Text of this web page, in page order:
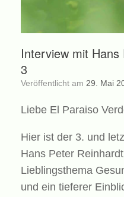
Interview mit Hans
3
Veröffentlicht am 29. Mai
Liebe El Paraiso
Hier ist der 3. und
Hans Peter
Lieblingsthema
und ein tieferer